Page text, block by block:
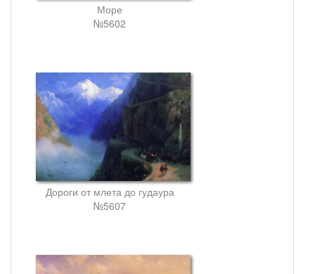
Море
№5602
Дороги от млета до гудаура
№5607